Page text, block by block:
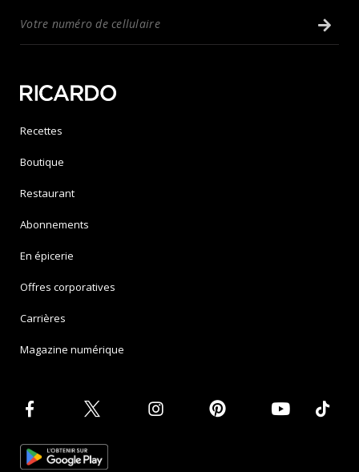
Recettes
Boutique
Restaurant
Abonnements
En épicerie
Offres corporatives
Carrières
Magazine numérique